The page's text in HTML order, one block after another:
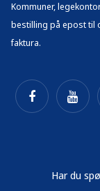
Kommuner,
bestilling på epost til
faktura.
Har du